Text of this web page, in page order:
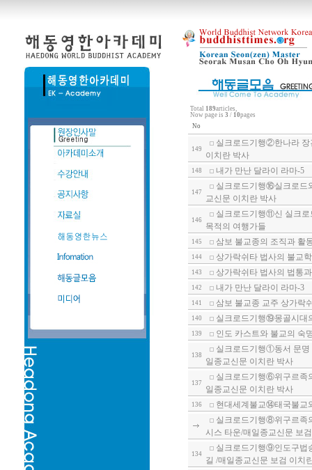
Total 189articles,
Now page is 3 / 10pages
No
149
실크로드기행②한나라 장
이치란 박사
148 내가 만난 달라이 라마-5
147
실크로드기행⑯실크로드
교신문 이치란 박사
146
실크로드기행⑪신 실크로
목적의 여행가들
145 삼보 불교종의 조직과 활
144 상가락쉬타 법사의 불교
143 상가락쉬타 법사의 법통
142 내가 만난 달라이 라마-3
141 삼보 불교종 교주 상가락
140 실크로드기행⑲몽골시대
139 인도 카스트와 불교의 숙
138
실크로드기행①동서 문명
일종교신문 이치란 박사
137
실크로드기행⑥위구르족
일종교신문 이치란 박사
136
현대세계불교⑭태국불교
실크로드기행⑧위구르족
시스 타운/매일종교신문 보
134
실크로드기행⑨인도구법
길 /매일종교신문 보검 이치